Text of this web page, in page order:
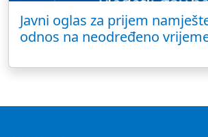
Javni oglas za prijem
odnos na neodređeno